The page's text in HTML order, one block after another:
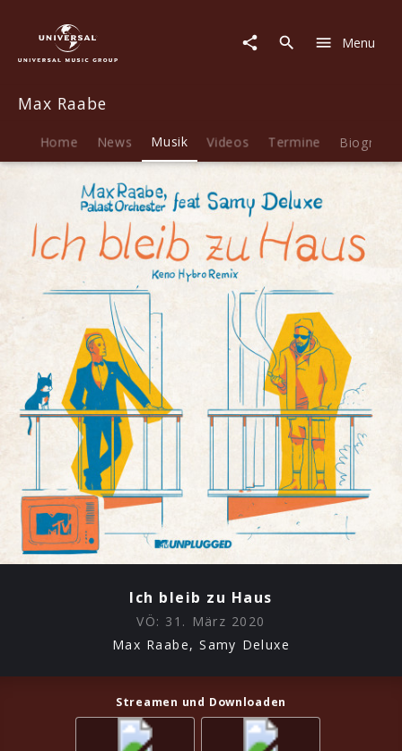
Musik
Ich
Haus
Menu
Max Raabe
Home News Musik Videos Termine Biografie
Ich bleib zu Haus
VÖ: 31. März 2020
Max Raabe, Samy Deluxe
Streamen und Downloaden